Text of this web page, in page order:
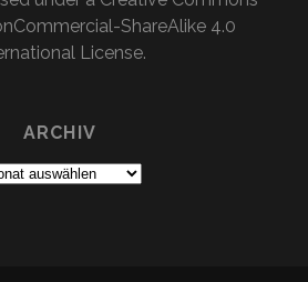
ShareAlike 4.0
License.
ARCHIV